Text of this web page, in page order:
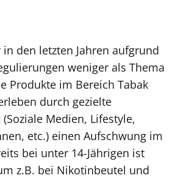
in den letzten Jahren aufgrund
weniger als Thema
Produkte im Bereich Tabak
durch gezielte
Medien, Lifestyle,
etc.) einen Aufschwung im
bei unter 14-Jährigen ist
z.B. bei Nikotinbeutel und